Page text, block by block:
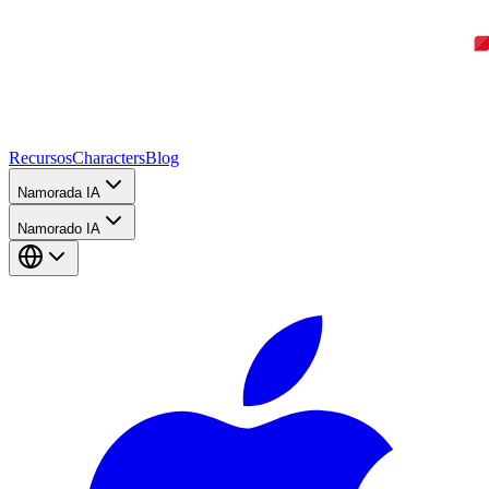
RecursosCharactersBlog
Namorada IA
Namorado IA